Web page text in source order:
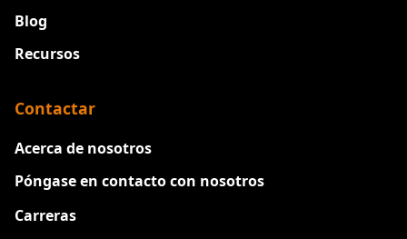
Blog
Recursos
Contactar
Acerca de nosotros
Póngase en contacto con nosotros
Carreras